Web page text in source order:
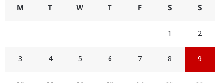
M T W T F S S
1 2
3 4 5 6 7 8 9